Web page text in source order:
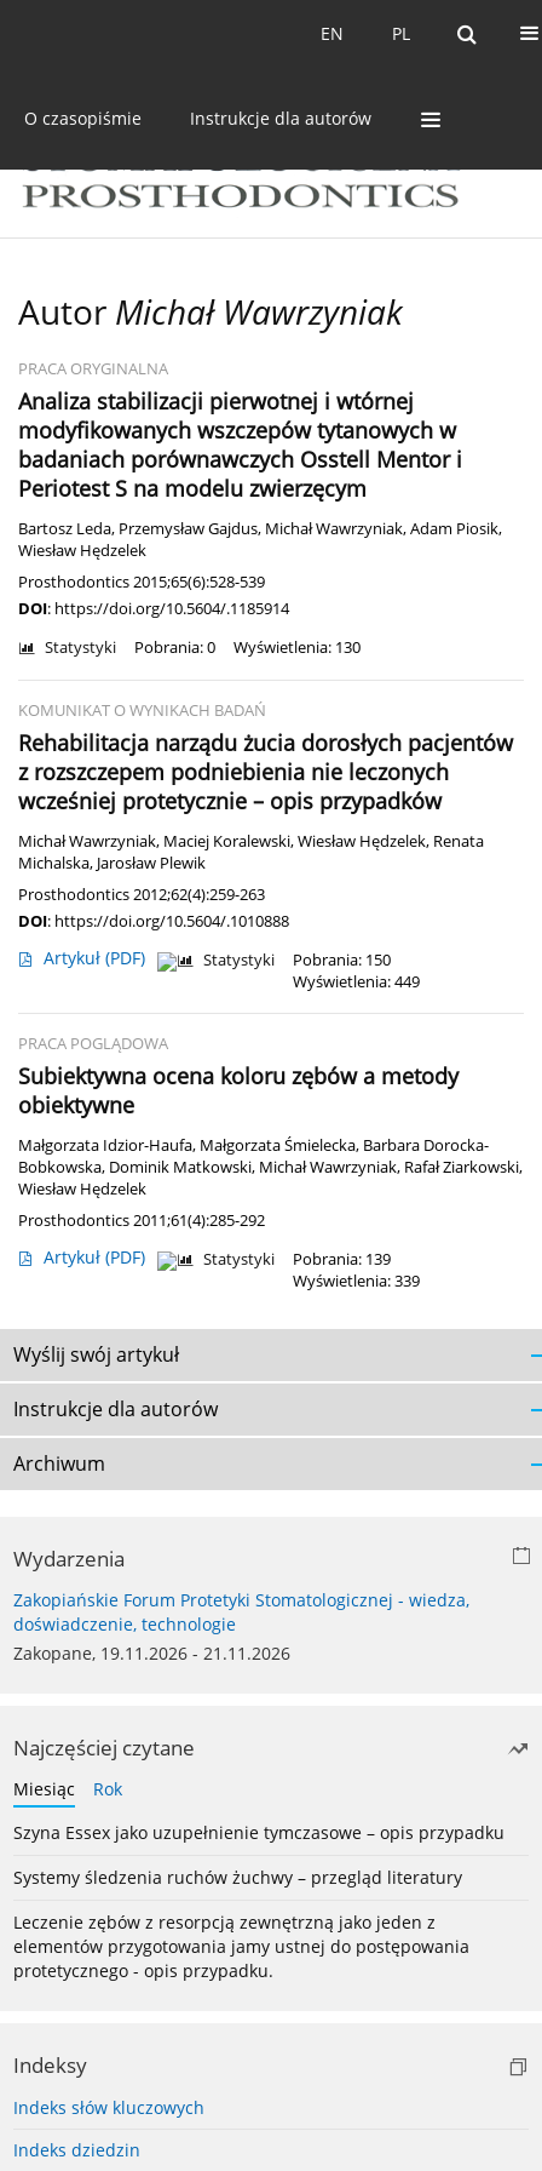
PL
EN PL
EN
O czasopiśmie Instrukcje dla autorów
Autor Michał Wawrzyniak
PRACA ORYGINALNA
Analiza stabilizacji pierwotnej i wtórnej
modyfikowanych wszczepów tytanowych w
badaniach porównawczych Osstell Mentor i
Periotest S na modelu zwierzęcym
Bartosz Leda, Przemysław Gajdus, Michał Wawrzyniak,Adam Piosik,
Wiesław Hędzelek
Prosthodontics 2015;65(6):528-539
DOI: https://doi.org/10.5604/.1185914
Statystyki Pobrania: 0 Wyświetlenia: 130
KOMUNIKAT O WYNIKACH BADAŃ
Rehabilitacja narządu żucia dorosłych pacjentów
z rozszczepem podniebienia nie leczonych
wcześniej protetycznie – opis przypadków
Michał Wawrzyniak, Maciej Koralewski,Wiesław Hędzelek, Renata
Michalska, Jarosław Plewik
Prosthodontics 2012;62(4):259-263
DOI: https://doi.org/10.5604/.1010888
Artykuł (PDF) Statystyki
Pobrania: 150
Wyświetlenia: 449
PRACA POGLĄDOWA
Subiektywna ocena koloru zębów a metody
obiektywne
Małgorzata Idzior-Haufa, Małgorzata Śmielecka, Barbara Dorocka-
Bobkowska, Dominik Matkowski, Michał Wawrzyniak, Rafał Ziarkowski,
Wiesław Hędzelek
Prosthodontics 2011;61(4):285-292
Artykuł (PDF) Statystyki
Pobrania: 139
Wyświetlenia: 339
Wyślij swój artykuł
Instrukcje dla autorów
Archiwum
Wydarzenia
Zakopiańskie Forum Protetyki Stomatologicznej - wiedza,
doświadczenie, technologie
Zakopane, 19.11.2026 - 21.11.2026
Najczęściej czytane
Miesiąc
Rok
Szyna Essex jako uzupełnienie tymczasowe – opis przypadku
Systemy śledzenia ruchów żuchwy – przegląd literatury
Leczenie zębów z resorpcją zewnętrzną jako jeden z
elementów przygotowania jamy ustnej do postępowania
protetycznego - opis przypadku.
Indeksy
Indeks słów kluczowych
Indeks dziedzin